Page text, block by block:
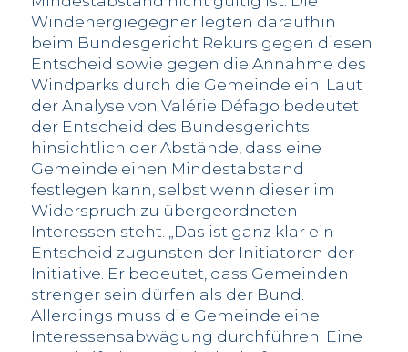
Windenergiegegner legten daraufhin
beim Bundesgericht Rekurs gegen diesen
Entscheid sowie gegen die Annahme des
Windparks durch die Gemeinde ein. Laut
der Analyse von Valérie Défago bedeutet
der Entscheid des Bundesgerichts
hinsichtlich der Abstände, dass eine
Gemeinde einen Mindestabstand
festlegen kann, selbst wenn dieser im
Widerspruch zu übergeordneten
Interessen steht. „Das ist ganz klar ein
Entscheid zugunsten der Initiatoren der
Initiative. Er bedeutet, dass Gemeinden
strenger sein dürfen als der Bund.
Allerdings muss die Gemeinde eine
Interessensabwägung durchführen. Eine